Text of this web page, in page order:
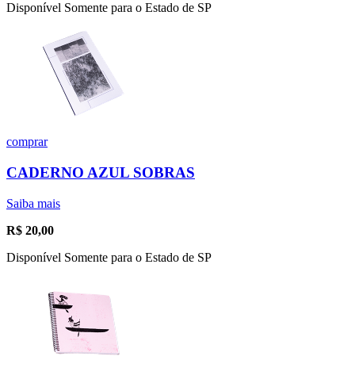
Disponível Somente para o Estado de SP
comprar
CADERNO AZUL SOBRAS
Saiba mais
R$ 20,00
Disponível Somente para o Estado de SP